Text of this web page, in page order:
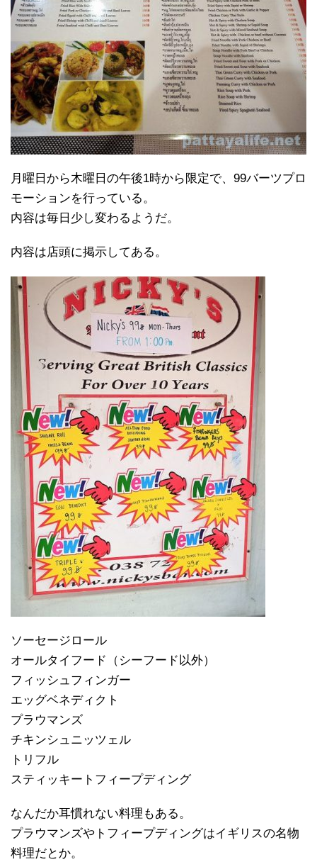
月曜日から木曜日の午後1時から限定で、99バーツプロ
モーションを行っている。
内容は毎日少し変わるようだ。
内容は店頭に掲示してある。
ソーセージロール
オールタイフード（シーフード以外）
フィッシュフィンガー
エッグベネディクト
プラウマンズ
チキンシュニッツェル
トリフル
スティッキートフィープディング
なんだか耳慣れない料理もある。
プラウマンズやトフィープディングはイギリスの名物
料理だとか。